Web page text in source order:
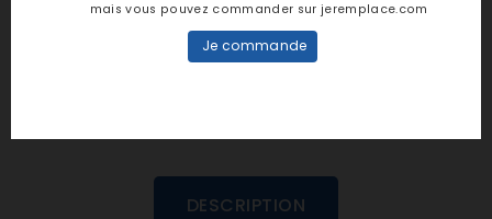
personne n'a encore posté d'avis
DESCRIPTION
mais vous pouvez commander sur jeremplace.com
Je commande